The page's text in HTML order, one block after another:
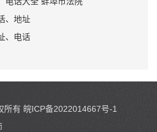
、地址
、电话
所有 皖ICP备2022014667号-1